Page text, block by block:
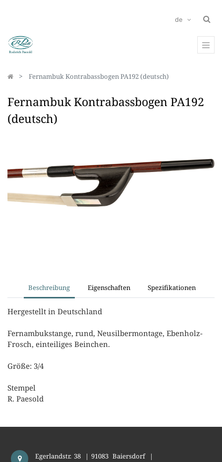
de
Fernambuk Kontrabassbogen PA192 (deutsch)
Fernambuk Kontrabassbogen PA192
(deutsch)
Beschreibung Eigenschaften Spezifikationen
Hergestellt in Deutschland
Fernambukstange, rund, Neusilbermontage, Ebenholz-
Frosch, einteiliges Beinchen.
Größe: 3/4
Stempel
R. Paesold
Egerlandstr. 38 | 91083 Baiersdorf
|